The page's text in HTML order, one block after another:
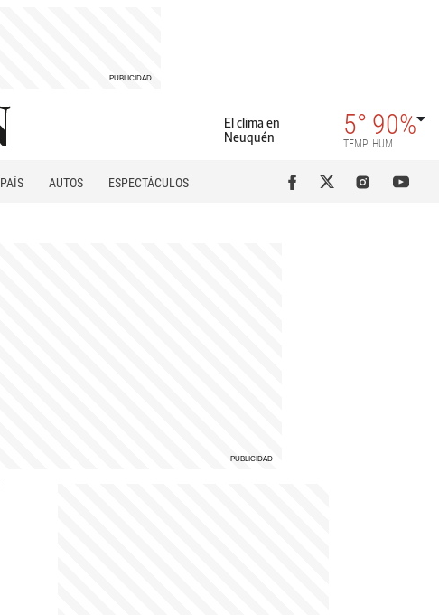
El clima en
Neuquén
5°
TEMP
90%
HUM
PAÍS AUTOS
ESPECTÁCULOS